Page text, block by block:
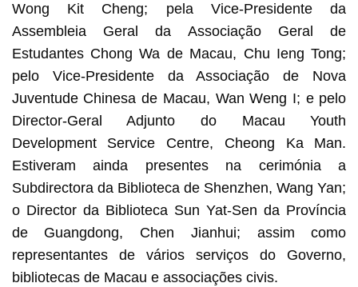
Wong Kit Cheng; pela Vice-Presidente da
Assembleia Geral da Associação Geral de
Estudantes Chong Wa de Macau, Chu Ieng Tong;
pelo Vice-Presidente da Associação de Nova
Juventude Chinesa de Macau, Wan Weng I; e pelo
Director-Geral Adjunto do Macau Youth
Development Service Centre, Cheong Ka Man.
Estiveram ainda presentes na cerimónia a
Subdirectora da Biblioteca de Shenzhen, Wang Yan;
o Director da Biblioteca Sun Yat-Sen da Província
de Guangdong, Chen Jianhui; assim como
representantes de vários serviços do Governo,
bibliotecas de Macau e associações civis.